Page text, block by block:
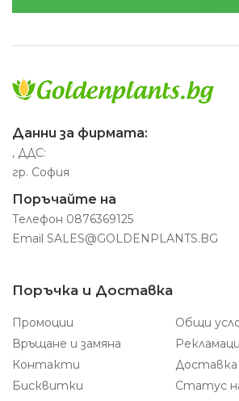
Данни за фирмата:
, ДДС:
гр. София
Поръчайте на
Телефон 0876369125
Email SALES@GOLDENPLANTS.BG
Поръчка и Доставка
Промоции
Общи
Връщане и замяна
Контакти
Доставка
Бисквитки
Статус